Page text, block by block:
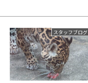
スタッフブログ